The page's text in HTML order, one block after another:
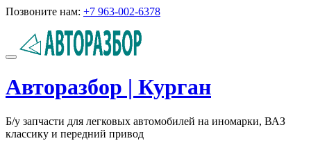
Перейти
содержимому
Позвоните нам: +7 963-002-6378
Показать/
навигацию
Авторазбор | Курган
Б/у запчасти для легковых автомобилей на иномарки, ВАЗ
классику и передний привод